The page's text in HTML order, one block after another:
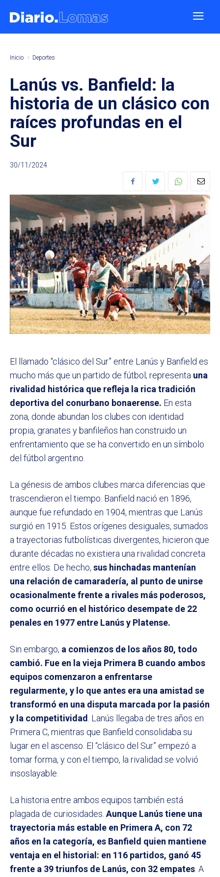
Inicio Deportes
Lanús vs. Banfield: la
historia de un clásico con
raíces profundas en el
Sur
30/11/2024
El llamado “clásico del Sur” entre Lanús y Banfield es
mucho más que un partido de fútbol; representa una
rivalidad histórica que refleja la rica tradición
deportiva del conurbano bonaerense. En esta
zona, donde abundan los clubes con identidad
propia, granates y banfileños han construido un
enfrentamiento que se ha convertido en un símbolo
del fútbol argentino.
La génesis de ambos clubes marca diferencias que
trascendieron el tiempo. Banfield nació en 1896,
aunque fue refundado en 1904, mientras que Lanús
surgió en 1915. Estos orígenes desiguales, sumados
a trayectorias futbolísticas divergentes, hicieron que
durante décadas no existiera una rivalidad concreta
entre ellos. De hecho, sus hinchadas mantenían
una relación de camaradería, al punto de unirse
ocasionalmente frente a rivales más poderosos,
como ocurrió en el histórico desempate de 22
penales en 1977 entre Lanús y Platense.
Sin embargo, a comienzos de los años 80, todo
cambió. Fue en la vieja Primera B cuando ambos
equipos comenzaron a enfrentarse
regularmente, y lo que antes era una amistad se
transformó en una disputa marcada por la pasión
y la competitividad. Lanús llegaba de tres años en
Primera C, mientras que Banfield consolidaba su
lugar en el ascenso. El “clásico del Sur” empezó a
tomar forma, y con el tiempo, la rivalidad se volvió
insoslayable.
La historia entre ambos equipos también está
plagada de curiosidades.Aunque Lanús tiene una
trayectoria más estable en Primera A, con 72
años en la categoría, es Banfield quien mantiene
ventaja en el historial: en 116 partidos, ganó 45
frente a 39 triunfos de Lanús, con 32 empates. A